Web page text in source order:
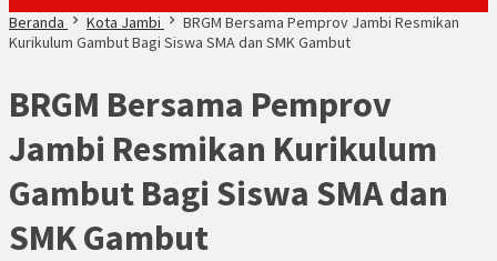
Beranda
Kota Jambi
BRGM Bersama Pemprov Jambi Resmikan
Kurikulum Gambut Bagi Siswa SMA dan SMK Gambut
BRGM Bersama Pemprov
Jambi Resmikan Kurikulum
Gambut Bagi Siswa SMA dan
SMK Gambut